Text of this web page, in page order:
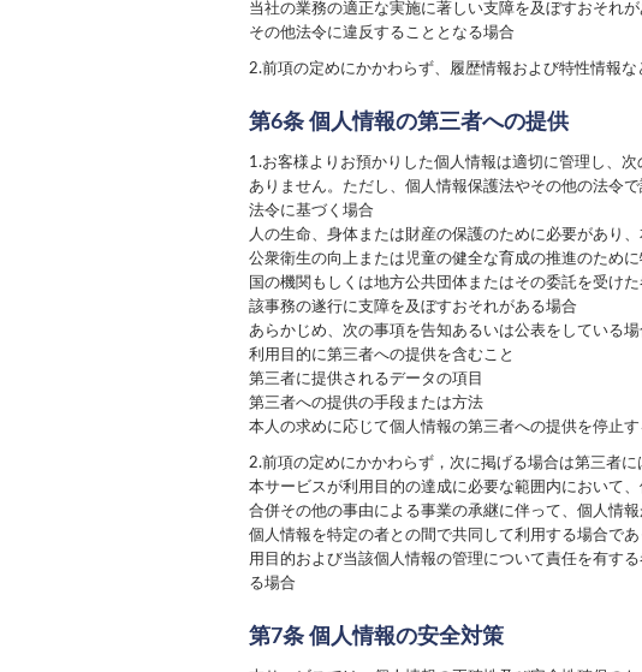
当社の業務の適正な実施に著しい支障を及ぼすおそれ
その他法令に違反することとなる場合
2.前項の定めにかかわらず、履歴情報および特性情報
第6条 個人情報の第三者への提供
1.お客様よりお預かりした個人情報は適切に管理し、
ありません。ただし、個人情報保護法やその他の法令で
法令に基づく場合
人の生命、身体または財産の保護のために必要があり
公衆衛生の向上または児童の健全な育成の推進のため
国の機関もしくは地方公共団体またはその委託を受け
該事務の遂行に支障を及ぼすおそれがある場合
あらかじめ、次の事項を告知あるいは公表をしている場
利用目的に第三者への提供を含むこと
第三者に提供されるデータの項目
第三者への提供の手段または方法
本人の求めに応じて個人情報の第三者への提供を停止す
2.前項の定めにかかわらず，次に掲げる場合は第三者に
本サービスが利用目的の達成に必要な範囲内において
合併その他の事由による事業の承継に伴って、個人情
個人情報を特定の者との間で共同して利用する場合で
用目的および当該個人情報の管理について責任を有す
る場合
第7条 個人情報の安全対策